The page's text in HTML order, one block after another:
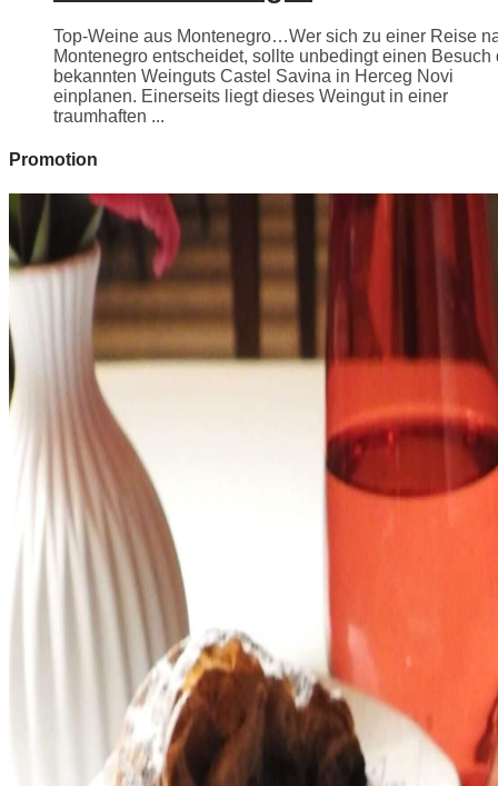
Top-Weine aus Montenegro…Wer sich zu einer Reise
Montenegro entscheidet, sollte unbedingt einen Besuch
bekannten Weinguts Castel Savina in Herceg Novi
einplanen. Einerseits liegt dieses Weingut in einer
traumhaften ...
Promotion